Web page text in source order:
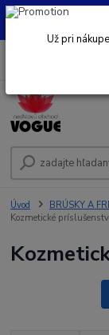
UŽ PRI NÁKUPE
Úvod BRÚSKY A
Kozmetické
Už pri